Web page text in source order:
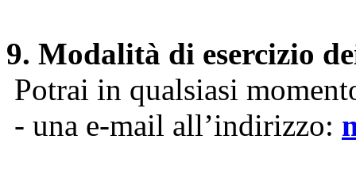
9. Modalità di esercizio
Potrai in qualsiasi
- una e-mail all’indirizzo: